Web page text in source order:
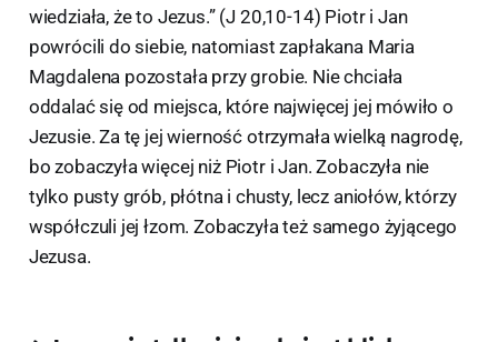
wiedziała, że to Jezus.” (J 20,10-14) Piotr i Jan
powrócili do siebie, natomiast zapłakana Maria
Magdalena pozostała przy grobie. Nie chciała
oddalać się od miejsca, które najwięcej jej mówiło o
Jezusie. Za tę jej wierność otrzymała wielką nagrodę,
bo zobaczyła więcej niż Piotr i Jan. Zobaczyła nie
tylko pusty grób, płótna i chusty, lecz aniołów, którzy
współczuli jej łzom. Zobaczyła też samego żyjącego
Jezusa.